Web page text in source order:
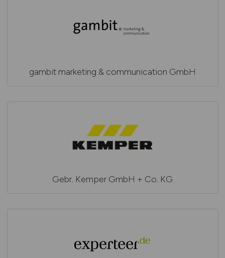
gambit marketing & communication GmbH
Gebr. Kemper GmbH + Co. KG